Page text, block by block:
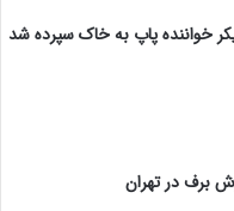
خواننده پاپ به خاک سپرده شد
برف در تهران